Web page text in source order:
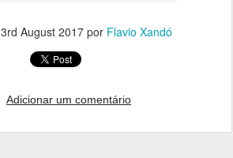
3rd August 2017por Flavio Xandó
Adicionar um comentário